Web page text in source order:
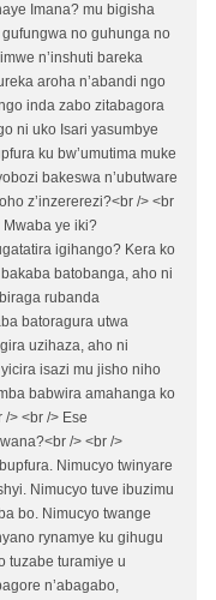
Imana? mu bigisha
no guhunga no
n’inshuti bareka
aroha n’abandi ngo
inda zabo zitabagora
ni uko Isari yasumbye
ku bw’umutima muke
bakeswa n’ubutware
z’inzererezi?<br /> <br
ye iki?
igihango? Kera ko
batobanga, aho ni
rubanda
batoragura utwa
uzihaza, aho ni
isazi mu jisho niho
babwira amahanga ko
> <br /> Ese
/> <br />
Nimucyo twinyare
Nimucyo tuve ibuzimu
bo. Nimucyo twange
rynamye ku gihugu
tuzabe turamiye u
n’abagabo,